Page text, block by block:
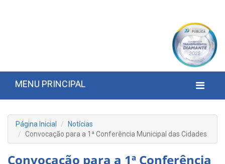
MENU PRINCIPAL
Página Inicial
Notícias
Convocação para a 1ª Conferência Municipal das Cidades
Convocação para a 1ª Conferência